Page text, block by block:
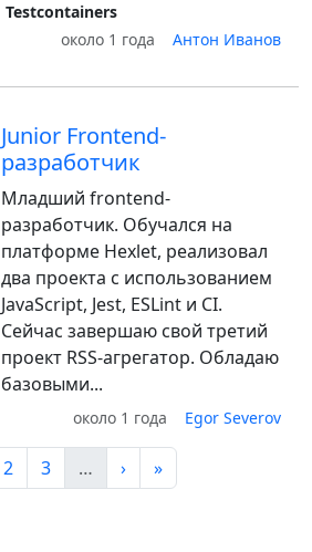
Testcontainers
около 1 года
Антон Иванов
Junior Frontend-
разработчик
Младший frontend-
разработчик. Обучался на
платформе Hexlet, реализовал
два проекта с использованием
JavaScript, Jest, ESLint и CI.
Сейчас завершаю свой третий
проект RSS-агрегатор. Обладаю
базовыми...
около 1 года Egor Severov
2 3 … › »